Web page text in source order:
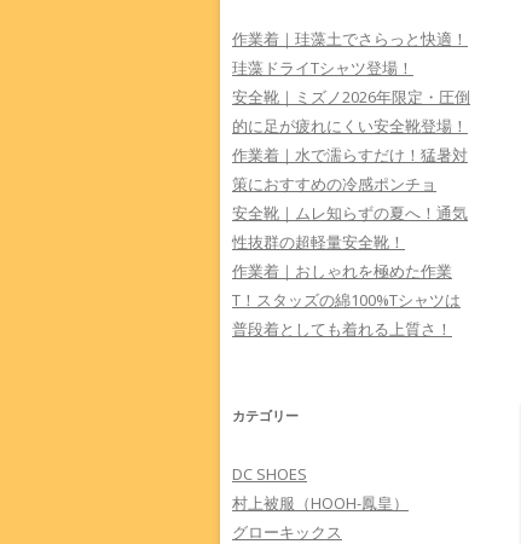
作業着｜珪藻土でさらっと快適！
珪藻ドライTシャツ登場！
安全靴｜ミズノ2026年限定・圧倒
的に足が疲れにくい安全靴登場！
作業着｜水で濡らすだけ！猛暑対
策におすすめの冷感ポンチョ
安全靴｜ムレ知らずの夏へ！通気
性抜群の超軽量安全靴！
作業着｜おしゃれを極めた作業
T！スタッズの綿100%Tシャツは
普段着としても着れる上質さ！
カテゴリー
DC SHOES
村上被服（HOOH-鳳皇）
グローキックス